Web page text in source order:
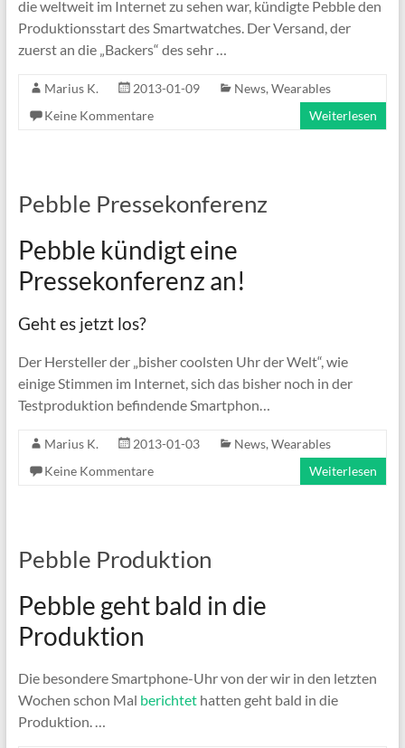
die weltweit im Internet zu sehen war, kündigte Pebble den
Produktionsstart des Smartwatches. Der Versand, der
zuerst an die „Backers“ des sehr …
Marius K. 2013-01-09 News, Wearables
Keine Kommentare
Weiterlesen
Pebble Pressekonferenz
Pebble kündigt eine
Pressekonferenz an!
Geht es jetzt los?
Der Hersteller der „bisher coolsten Uhr der Welt“, wie
einige Stimmen im Internet, sich das bisher noch in der
Testproduktion befindende Smartphon…
Marius K. 2013-01-03 News, Wearables
Keine Kommentare
Weiterlesen
Pebble Produktion
Pebble geht bald in die
Produktion
Die besondere Smartphone-Uhr von der wir in den letzten
Wochen schon Mal berichtet hatten geht bald in die
Produktion. …